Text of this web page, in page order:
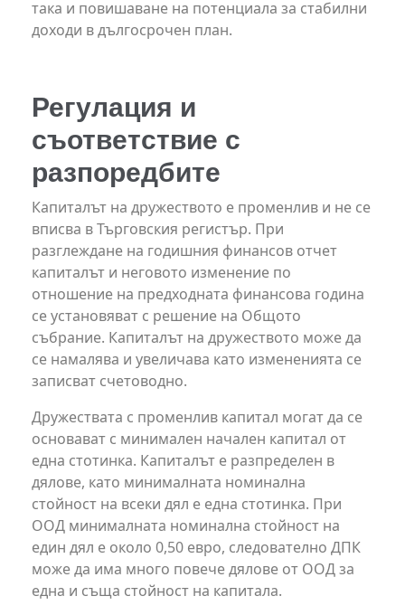
така и повишаване на потенциала за стабилни
доходи в дългосрочен план.
Регулация и
съответствие с
разпоредбите
Капиталът на дружеството е променлив и не се
вписва в Търговския регистър. При
разглеждане на годишния финансов отчет
капиталът и неговото изменение по
отношение на предходната финансова година
се установяват с решение на Общото
събрание. Капиталът на дружеството може да
се намалява и увеличава като измененията се
записват счетоводно.
Дружествата с променлив капитал могат да се
основават с минимален начален капитал от
една стотинка. Капиталът е разпределен в
дялове, като минималната номинална
стойност на всеки дял е една стотинка. При
ООД минималната номинална стойност на
един дял е около 0,50 евро, следователно ДПК
може да има много повече дялове от ООД за
една и съща стойност на капитала.